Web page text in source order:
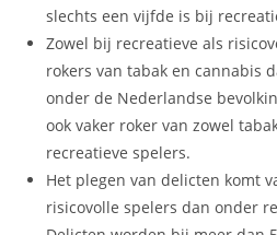
slechts een vijfde is bij
Zowel bij recreatieve als
rokers van tabak en cannabis
onder de Nederlandse
ook vaker roker van zowel
recreatieve spelers.
Het plegen van delicten komt
risicovolle spelers dan onder